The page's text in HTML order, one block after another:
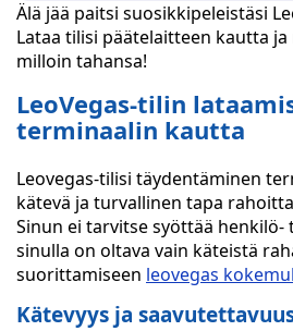
Älä jää paitsi suosikkipeleistäsi
Lataa tilisi päätelaitteen kautta
milloin tahansa!
LeoVegas-tilin
terminaalin kautta
Leovegas-tilisi täydentäminen
kätevä ja turvallinen tapa
Sinun ei tarvitse syöttää henkilö-
sinulla on oltava vain käteistä
suorittamiseen leovegas
Kätevyys ja